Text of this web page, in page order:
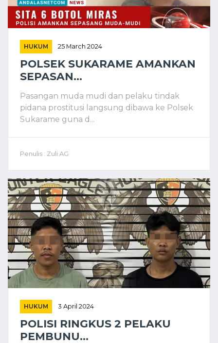
HUKUM 25 March 2024
POLSEK SUKARAME AMANKAN
SEPASAN...
Pasangan muda mudi dan pelaku tindak
pidana prostitusi langsung dibawa ke Polsek
Sukarame guna d...
Penulis : Zuli AG
HUKUM 3 April 2024
POLISI RINGKUS 2 PELAKU
PEMBUNU...